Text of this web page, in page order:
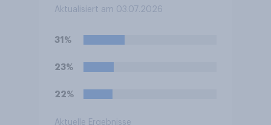
vorgestellt. Dieses umfasst
bei Steuern, Rente,
Gesundheit und Pflege sowie
zum Bürokratieabbau.
erwarten Sie insgesamt von
Zukunft Deutschlands?
Aktualisiert am 03.07.2026
31%
23%
22%
Aktuelle Ergebnisse